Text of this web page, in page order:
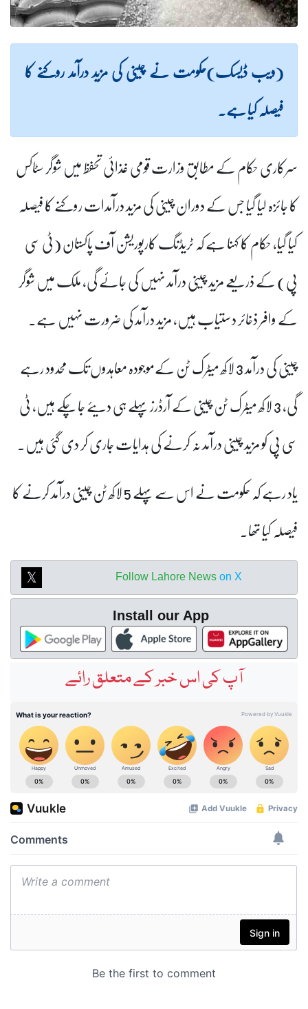
(ویب ڈیسک)حکومت نے چینی کی مزید درآمد روکنے کا
فیصلہ کیا ہے۔
سرکاری حکام کے مطابق وزارت قومی غذائی تحفظ میں شوگر سٹاکس
کا جائزہ لیا گیا جس کے دوران چینی کی مزید درآمدات روکنے کا فیصلہ
کیا گیا، حکام کا کہنا ہے کہ ٹریڈنگ کارپوریشن آف پاکستان (ٹی سی
پی) کے ذریعے مزید چینی درآمد نہیں کی جائے گی، ملک میں شوگر
کے وافر ذخائر دستیاب ہیں، مزید درآمد کی ضرورت نہیں ہے۔
چینی کی درآمد 3 لاکھ میٹرک ٹن کےموجودہ معاہدوں تک محدود رہے
گی، 3 لاکھ میٹرک ٹن چینی کے آرڈرز پہلے ہی دیئے جا چکے ہیں، ٹی
سی پی کو مزید چینی درآمد نہ کرنے کی ہدایات جاری کر دی گئی ہیں۔
یاد رہے کہ حکومت نے اس سے پہلے 5 لاکھ ٹن چینی درآمد کرنے کا
فیصلہ کیا تھا۔
Follow Lahore News on X
Install our App
آپ کی اس خبر کے متعلق رائے